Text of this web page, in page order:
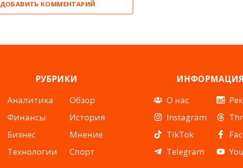
ДОБАВИТЬ КОММЕНТАРИЙ
РУБРИКИ
Аналитика
Финансы
Бизнес
Технологии
Обзор
История
Мнение
Спорт
О нас
Instagram
TikTok
Telegram